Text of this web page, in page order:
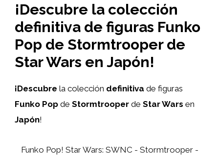
¡Descubre la colección
definitiva de figuras Funko
Pop de Stormtrooper de
Star Wars en Japón!
¡Descubre la colección definitiva de figuras
Funko Pop de Stormtrooper de Star Wars en
Japón!
Funko Pop! Star Wars: SWNC - Stormtrooper -